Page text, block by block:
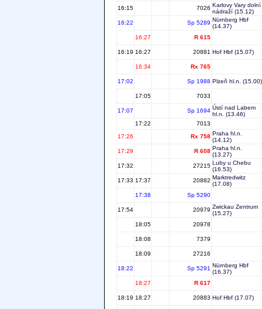
16:15
7026 Karlovy Vary dolní
nádraží (15.12)
16:22
Sp 5289 Nürnberg Hbf
(14.37)
16:27
R 615
16:19 16:27 20881 Hof Hbf (15.07)
16:34 Rx 765
17:02 Sp 1988 Plzeň hl.n. (15.00)
17:05 7033
17:07 Sp 1694 Ústí nad Labem
hl.n. (13.46)
17:22
7013
17:26
Rx 758 Praha hl.n.
(14.12)
17:29
R 608 Praha hl.n.
(13.27)
17:32
27215 Luby u Chebu
(16.53)
17:33 17:37 20882 Marktredwitz
(17.08)
17:38
Sp 5290
17:54 20979 Zwickau Zentrum
(15.27)
18:05
20978
18:08 7379
18:09 27216
18:22 Sp 5291 Nürnberg Hbf
(16.37)
18:27
R 617
18:19 18:27 20883 Hof Hbf (17.07)